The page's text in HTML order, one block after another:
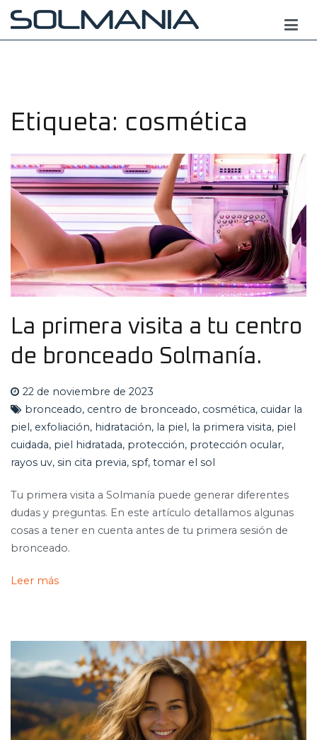
Saltar
contenido
Etiqueta: cosmética
La primera visita a tu centro
de bronceado Solmanía.
22 de noviembre de 2023
bronceado, centro de bronceado, cosmética, cuidar la
piel, exfoliación, hidratación, la piel, la primera visita, piel
cuidada, piel hidratada, protección, protección ocular,
rayos uv, sin cita previa, spf, tomar el sol
Tu primera visita a Solmanía puede generar diferentes
dudas y preguntas. En este artículo detallamos algunas
cosas a tener en cuenta antes de tu primera sesión de
bronceado.
Leer más